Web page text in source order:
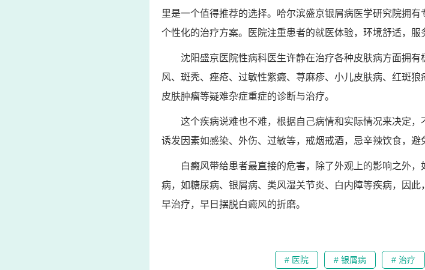
里是一个值得推荐的选择。哈尔滨盛京银屑病医学研究院拥
个性化的治疗方案。医院注重患者的就医体验，环境舒适，服
沈阳盛京医院性病科医生许静在治疗各种皮肤病方面拥
风、斑秃、痤疮、过敏性紫癜、荨麻疹、小儿皮肤病、红斑
皮肤肿瘤等疑难杂症重症的诊断与治疗。
这个疾病说难也不难，根据自己病情和实际情况来决定
诱发因素如感染、外伤、过敏等，戒烟戒酒，忌辛辣饮食，避
白癜风带给患者最直接的危害，除了外观上的影响之外
病，如糖尿病、银屑病、类风湿关节炎、白内障等疾病，因此
早治疗，早日摆脱白癜风的折磨。
# 医院 # 银屑病 # 治疗